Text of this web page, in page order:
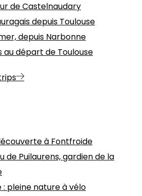
de Castelnaudary
depuis Toulouse
depuis Narbonne
au départ de Toulouse
à Fontfroide
de Puilaurens, gardien de la
: pleine nature à vélo